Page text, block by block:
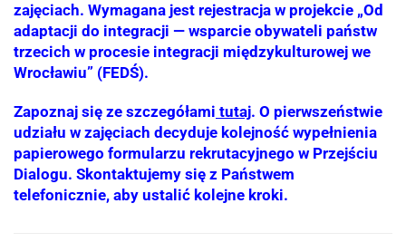
zajęciach. Wymagana jest rejestracja w projekcie „Od
adaptacji do integracji — wsparcie obywateli państw
trzecich w procesie integracji międzykulturowej we
Wrocławiu” (FEDŚ).
Zapoznaj się ze szczegółami tutaj. O pierwszeństwie
udziału w zajęciach decyduje kolejność wypełnienia
papierowego formularzu rekrutacyjnego w Przejściu
Dialogu. Skontaktujemy się z Państwem
telefonicznie, aby ustalić kolejne kroki.